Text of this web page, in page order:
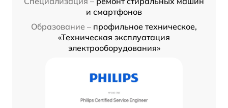
и смартфонов
Образование – профильное техническое,
«Техническая эксплуатация
электрооборудования»